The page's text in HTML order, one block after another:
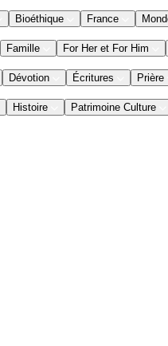
Bioéthique France
Famille For Her et For Him
Dévotion Écritures Prière
Histoire Patrimoine Culture